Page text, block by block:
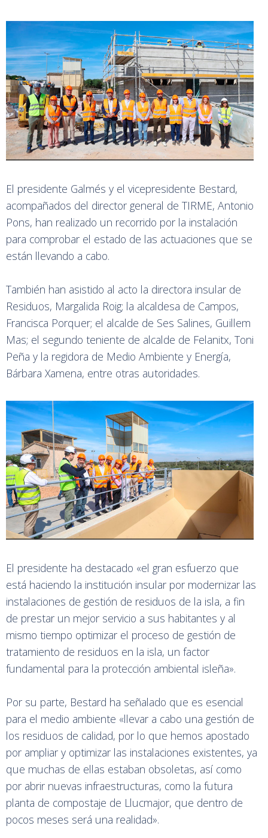
El presidente Galmés y el vicepresidente Bestard,
acompañados del director general de TIRME, Antonio
Pons, han realizado un recorrido por la instalación
para comprobar el estado de las actuaciones que se
están llevando a cabo.
También han asistido al acto la directora insular de
Residuos, Margalida Roig; la alcaldesa de Campos,
Francisca Porquer; el alcalde de Ses Salines, Guillem
Mas; el segundo teniente de alcalde de Felanitx, Toni
Peña y la regidora de Medio Ambiente y Energía,
Bárbara Xamena, entre otras autoridades.
El presidente ha destacado «el gran esfuerzo que
está haciendo la institución insular por modernizar las
instalaciones de gestión de residuos de la isla, a fin
de prestar un mejor servicio a sus habitantes y al
mismo tiempo optimizar el proceso de gestión de
tratamiento de residuos en la isla, un factor
fundamental para la protección ambiental isleña».
Por su parte, Bestard ha señalado que es esencial
para el medio ambiente «llevar a cabo una gestión de
los residuos de calidad, por lo que hemos apostado
por ampliar y optimizar las instalaciones existentes, ya
que muchas de ellas estaban obsoletas, así como
por abrir nuevas infraestructuras, como la futura
planta de compostaje de Llucmajor, que dentro de
pocos meses será una realidad».